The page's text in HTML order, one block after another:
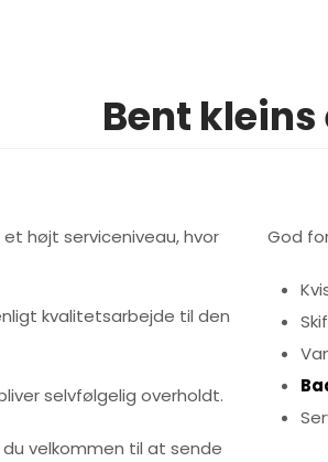
​Bent
højt serviceniveau, hvor
kvalitetsarbejde til den
selvfølgelig overholdt.
velkommen til at sende
God